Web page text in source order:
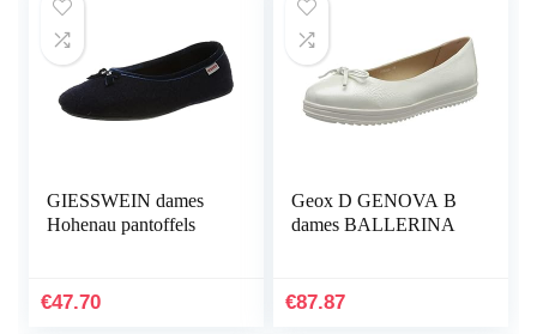
GIESSWEIN dames
Hohenau pantoffels
€47.70
Geox D GENOVA B
dames BALLERINA
€87.87